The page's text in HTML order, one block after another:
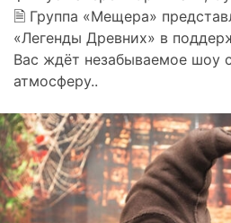
🗎 Группа «Мещера»
«Легенды Древних» в
Вас ждёт незабываемое шоу
атмосферу..